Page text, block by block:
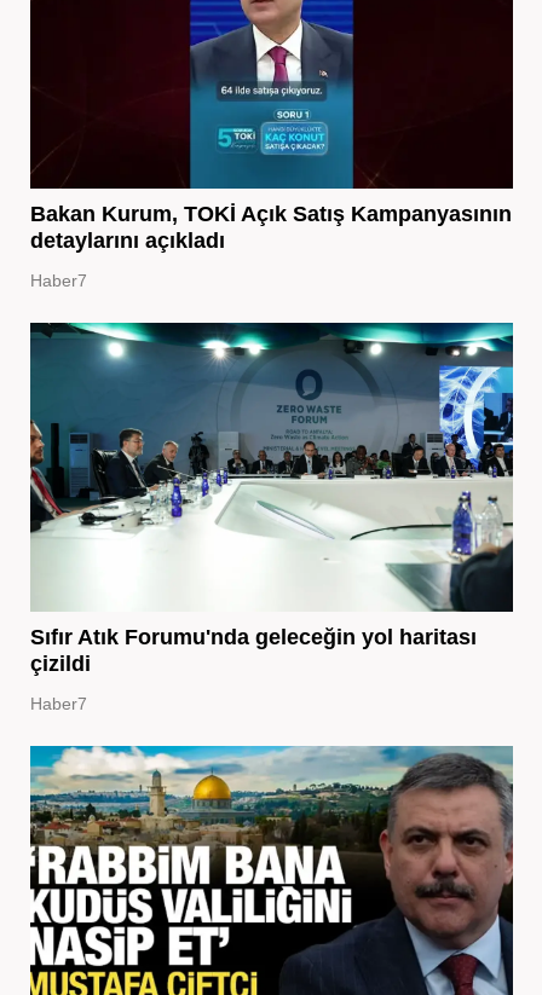
Bakan Kurum, TOKİ Açık Satış Kampanyasının
detaylarını açıkladı
Haber7
Sıfır Atık Forumu'nda geleceğin yol haritası
çizildi
Haber7